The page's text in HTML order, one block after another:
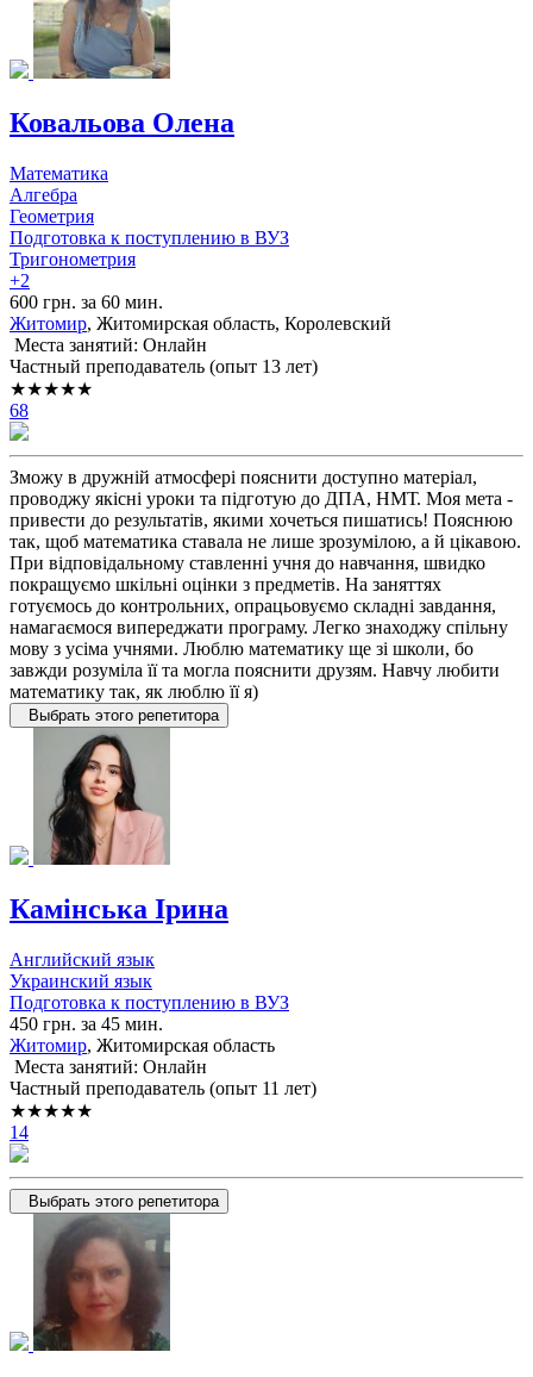
Ковальова Олена
Математика
Алгебра
Геометрия
Подготовка к поступлению в ВУЗ
Тригонометрия
+2
600 грн. за 60 мин.
Житомир, Житомирская область, Королевский
Места занятий: Онлайн
Частный преподаватель (опыт 13 лет)
★★★★★
68
Зможу в дружній атмосфері пояснити доступно матеріал,
проводжу якісні уроки та підготую до ДПА, НМТ. Моя мета -
привести до результатів, якими хочеться пишатись! Пояснюю
так, щоб математика ставала не лише зрозумілою, а й цікавою.
При відповідальному ставленні учня до навчання, швидко
покращуємо шкільні оцінки з предметів. На заняттях
готуємось до контрольних, опрацьовуємо складні завдання,
намагаємося випереджати програму. Легко знаходжу спільну
мову з усіма учнями. Люблю математику ще зі школи, бо
завжди розуміла її та могла пояснити друзям. Навчу любити
математику так, як люблю її я)
Выбрать этого репетитора
Камінська Ірина
Английский язык
Украинский язык
Подготовка к поступлению в ВУЗ
450 грн. за 45 мин.
Житомир, Житомирская область
Места занятий: Онлайн
Частный преподаватель (опыт 11 лет)
★★★★★
14
Выбрать этого репетитора